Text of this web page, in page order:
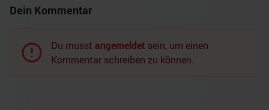
Dein Kommentar
Du musst angemeldet sein, um einen
Kommentar schreiben zu können.